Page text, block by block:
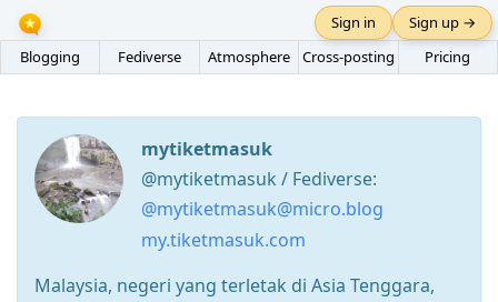
Blogging Fediverse Atmosphere Cross-posting Pricing
Sign in Sign up →
mytiketmasuk
@mytiketmasuk / Fediverse:
@mytiketmasuk@micro.blog
my.tiketmasuk.com
Malaysia, negeri yang terletak di Asia Tenggara,